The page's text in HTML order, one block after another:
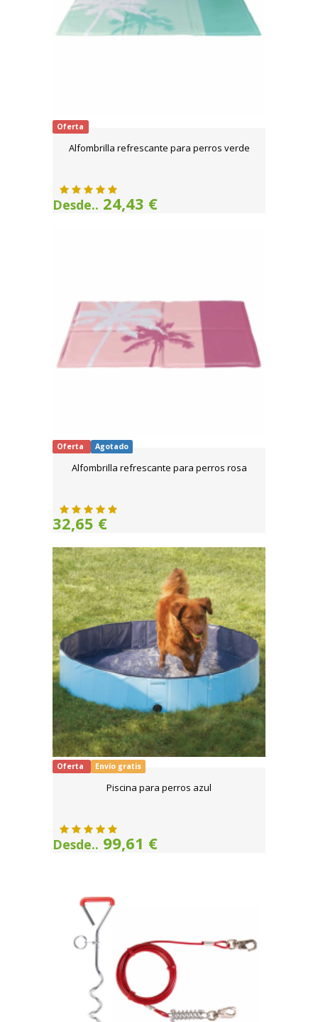
Oferta
Alfombrilla refrescante para perros verde
Desde.. 24,43 €
Oferta Agotado
Alfombrilla refrescante para perros rosa
32,65 €
Oferta Envío gratis
Piscina para perros azul
Desde.. 99,61 €